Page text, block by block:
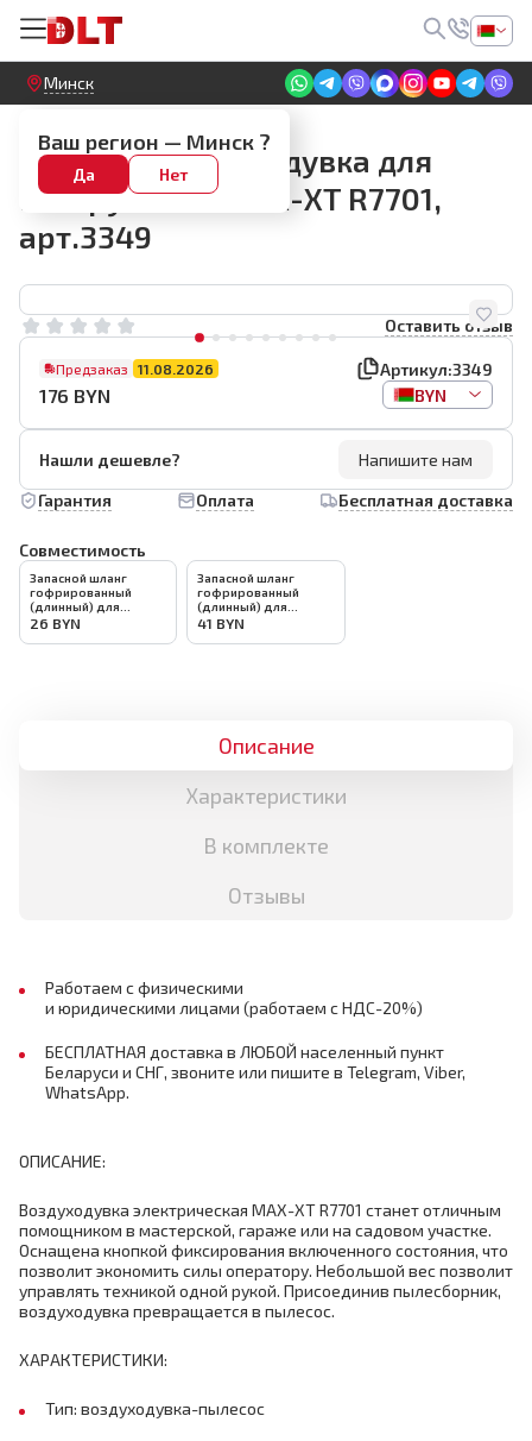
Круглосуточный! Прием заявок на сайте
Минск
Ваш регион — Минск ?
Да Нет
Пылесосы
Пылесос-воздуходувка для
инструмента MAX-XT R7701,
арт.3349
Оставить отзыв
Предзаказ 11.08.2026 Артикул:3349
176 BYN BYN
Нашли дешевле?
Напишите нам
Гарантия
Оплата Бесплатная доставка
Совместимость
Запасной шланг
гофрированный
(длинный) для
шлифмашины DLT
арт.2229
26 BYN
Запасной шланг
гофрированный
(длинный) для
шлифмашины DLT
арт.2237
41 BYN
Описание
Характеристики
В комплекте
Отзывы
Работаем с физическими
и юридическими лицами (работаем с НДС-20%)
БЕСПЛАТНАЯ доставка в ЛЮБОЙ населенный пункт
Беларуси и СНГ, звоните или пишите в Telegram, Viber,
WhatsApp.
ОПИСАНИЕ:
Воздуходувка электрическая MAX-XT R7701 станет отличным
помощником в мастерской, гараже или на садовом участке.
Оснащена кнопкой фиксирования включенного состояния, что
позволит экономить силы оператору. Небольшой вес позволит
управлять техникой одной рукой. Присоединив пылесборник,
воздуходувка превращается в пылесос.
ХАРАКТЕРИСТИКИ:
Тип: воздуходувка-пылесос